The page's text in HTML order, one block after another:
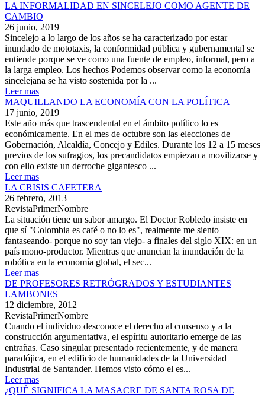
LA INFORMALIDAD EN SINCELEJO COMO AGENTE DE
CAMBIO
26 junio, 2019
Sincelejo a lo largo de los años se ha caracterizado por estar
inundado de mototaxis, la conformidad pública y gubernamental se
entiende porque se ve como una fuente de empleo, informal, pero a
la larga empleo. Los hechos Podemos observar como la economía
sincelejana se ha visto sostenida por la ...
Leer mas
MAQUILLANDO LA ECONOMÍA CON LA POLÍTICA
17 junio, 2019
Este año más que trascendental en el ámbito político lo es
económicamente. En el mes de octubre son las elecciones de
Gobernación, Alcaldía, Concejo y Ediles. Durante los 12 a 15 meses
previos de los sufragios, los precandidatos empiezan a movilizarse y
con ello existe un derroche gigantesco ...
Leer mas
LA CRISIS CAFETERA
26 febrero, 2013
RevistaPrimerNombre
La situación tiene un sabor amargo. El Doctor Robledo insiste en
que sí "Colombia es café o no lo es", realmente me siento
fantaseando- porque no soy tan viejo- a finales del siglo XIX: en un
país mono-productor. Mientras que anuncian la inundación de la
robótica en la economía global, el sec...
Leer mas
DE PROFESORES RETRÓGRADOS Y ESTUDIANTES
LAMBONES
12 diciembre, 2012
RevistaPrimerNombre
Cuando el individuo desconoce el derecho al consenso y a la
construcción argumentativa, el espíritu autoritario emerge de las
entrañas. Caso singular presentado recientemente, y de manera
paradójica, en el edificio de humanidades de la Universidad
Industrial de Santander. Hemos visto cómo el es...
Leer mas
¿QUÉ SIGNIFICA LA MASACRE DE SANTA ROSA DE